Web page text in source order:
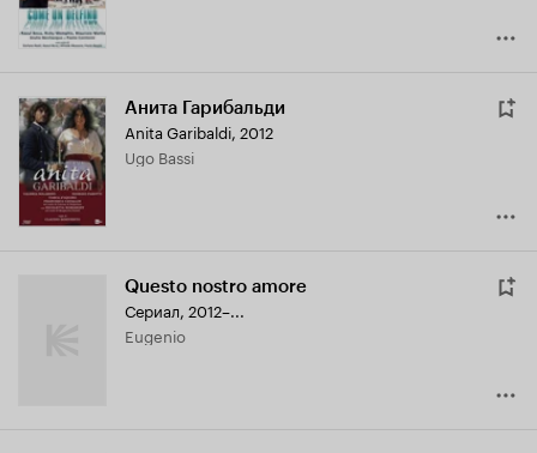
Анита Гарибальди
Anita Garibaldi, 2012
Ugo Bassi
Questo nostro amore
Сериал, 2012–...
Eugenio